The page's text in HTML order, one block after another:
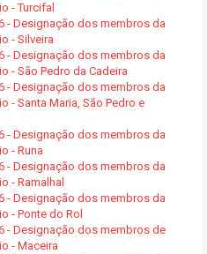
- Turcifal
- Designação dos membros da
- Silveira
- Designação dos membros da
- São Pedro da Cadeira
- Designação dos membros da
- Santa Maria, São Pedro e
- Designação dos membros da
- Runa
- Designação dos membros da
- Ramalhal
- Designação dos membros da
- Ponte do Rol
- Designação dos membros de
- Maceira